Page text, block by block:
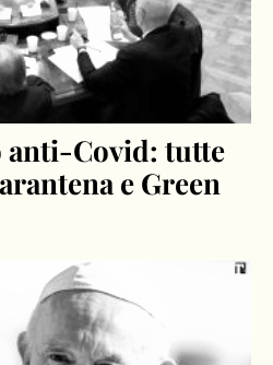
anti-Covid: tutte
e Green